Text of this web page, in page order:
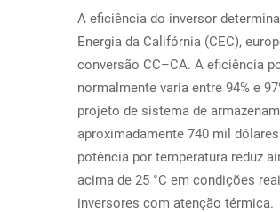
A eficiência do inversor
Energia da Califórnia (CEC),
conversão CC–CA. A eficiência
normalmente varia entre 94% e
projeto de sistema de
aproximadamente 740 mil
potência por temperatura reduz
acima de 25 °C em condições
inversores com atenção térmica.